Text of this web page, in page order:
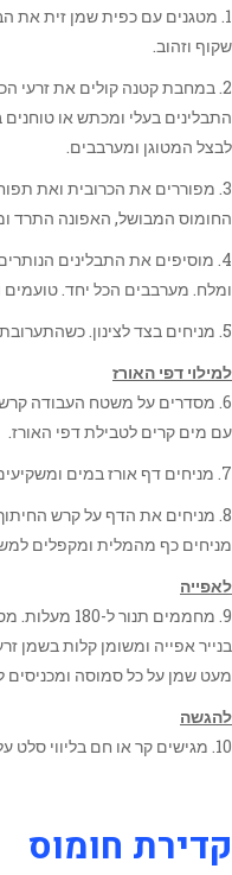
1. מטגנים עם כפית שמן זית את
שקוף וזהוב.
2. במחבת קטנה קולים את זרעי
התבלינים בעלי ומכתש או
לבצל המטוגן ומערבבים.
3. מפוררים את הכרובית ואת
החומוס המבושל, האפונה התרד
4. מוסיפים את התבלינים
ומלח. מערבבים הכל יחד. טועמים
5. מניחים בצד לצינון. כשהתערובת קרה מוסיפים את הכוסברה הקצוצה.
למילוי דפי האורז
6. מסדרים על משטח העבודה
עם מים קרים לטבילת דפי האורז.
7. מניחים דף אורז במים ומשקיעים אותו כך שיהיה מכוסה במים ל-30 שניות.
8. מניחים את הדף על קרש
מניחים כף מהמלית ומקפלים
לאפייה
9. מחממים
בנייר אפייה ומשומן קלות בשמן
מעט שמן על כל סמוסה ומכניסים לתנור. אופים 10
להגשה
10. מגישים קר או חם בליווי סלט עלים ירוק.
קדירת חומוס